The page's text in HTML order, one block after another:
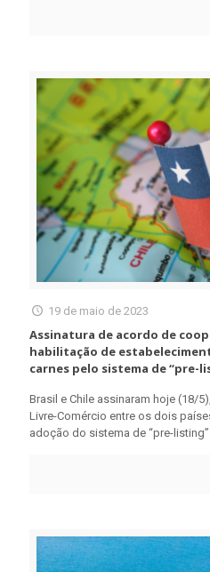
19 de maio de 2023
Assinatura de acordo de
habilitação de
carnes pelo sistema de “pre-
Brasil e Chile assinaram hoje (18/
Livre-Comércio entre os dois
adoção do sistema de “pre-